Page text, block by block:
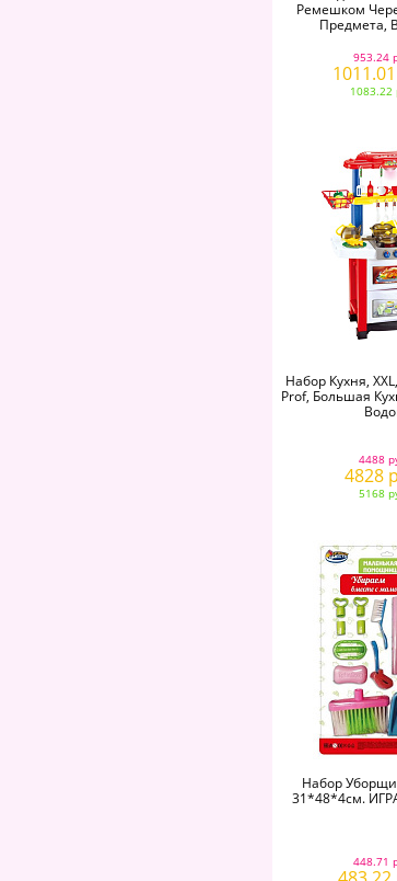
Ремешком
Предмета,
953.24
1083.22
Набор Кухня,
Prof, Большая
4488
4828
5168
Набор
31*48*4см.
448.71